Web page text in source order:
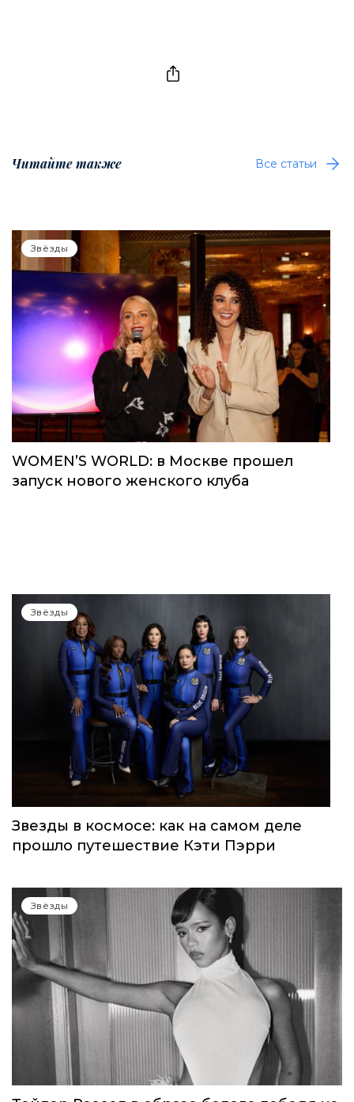
Читайте также Все статьи
Звёзды
WOMEN’S WORLD: в Москве прошел
запуск нового женского клуба
Звёзды
Звезды в космосе: как на самом деле
прошло путешествие Кэти Пэрри